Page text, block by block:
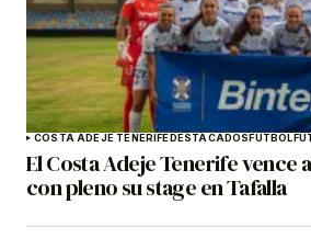
COSTA ADEJE TENERIFEDESTACADOSFÚTBOL
El Costa Adeje Tenerife vence
con pleno su stage en Tafalla